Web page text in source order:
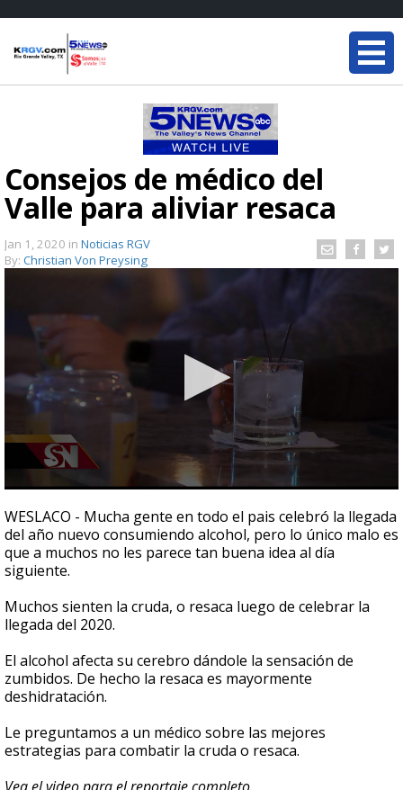
Consejos de médico del
Valle para aliviar resaca
Jan 1, 2020 in Noticias RGV
By: Christian Von Preysing
seconds
of
2
minutes,
22
seconds
WESLACO - Mucha gente en todo el pais celebró la llegada
del año nuevo consumiendo alcohol, pero lo único malo es
que a muchos no les parece tan buena idea al día
siguiente.
Muchos sienten la cruda, o resaca luego de celebrar la
llegada del 2020.
El alcohol afecta su cerebro dándole la sensación de
zumbidos. De hecho la resaca es mayormente
deshidratación.
Le preguntamos a un médico sobre las mejores
estrategias para combatir la cruda o resaca.